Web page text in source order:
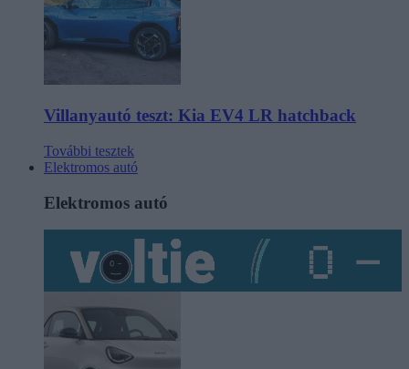
Villanyautó teszt: Kia EV4 LR hatchback
További tesztek
Elektromos autó
Elektromos autó